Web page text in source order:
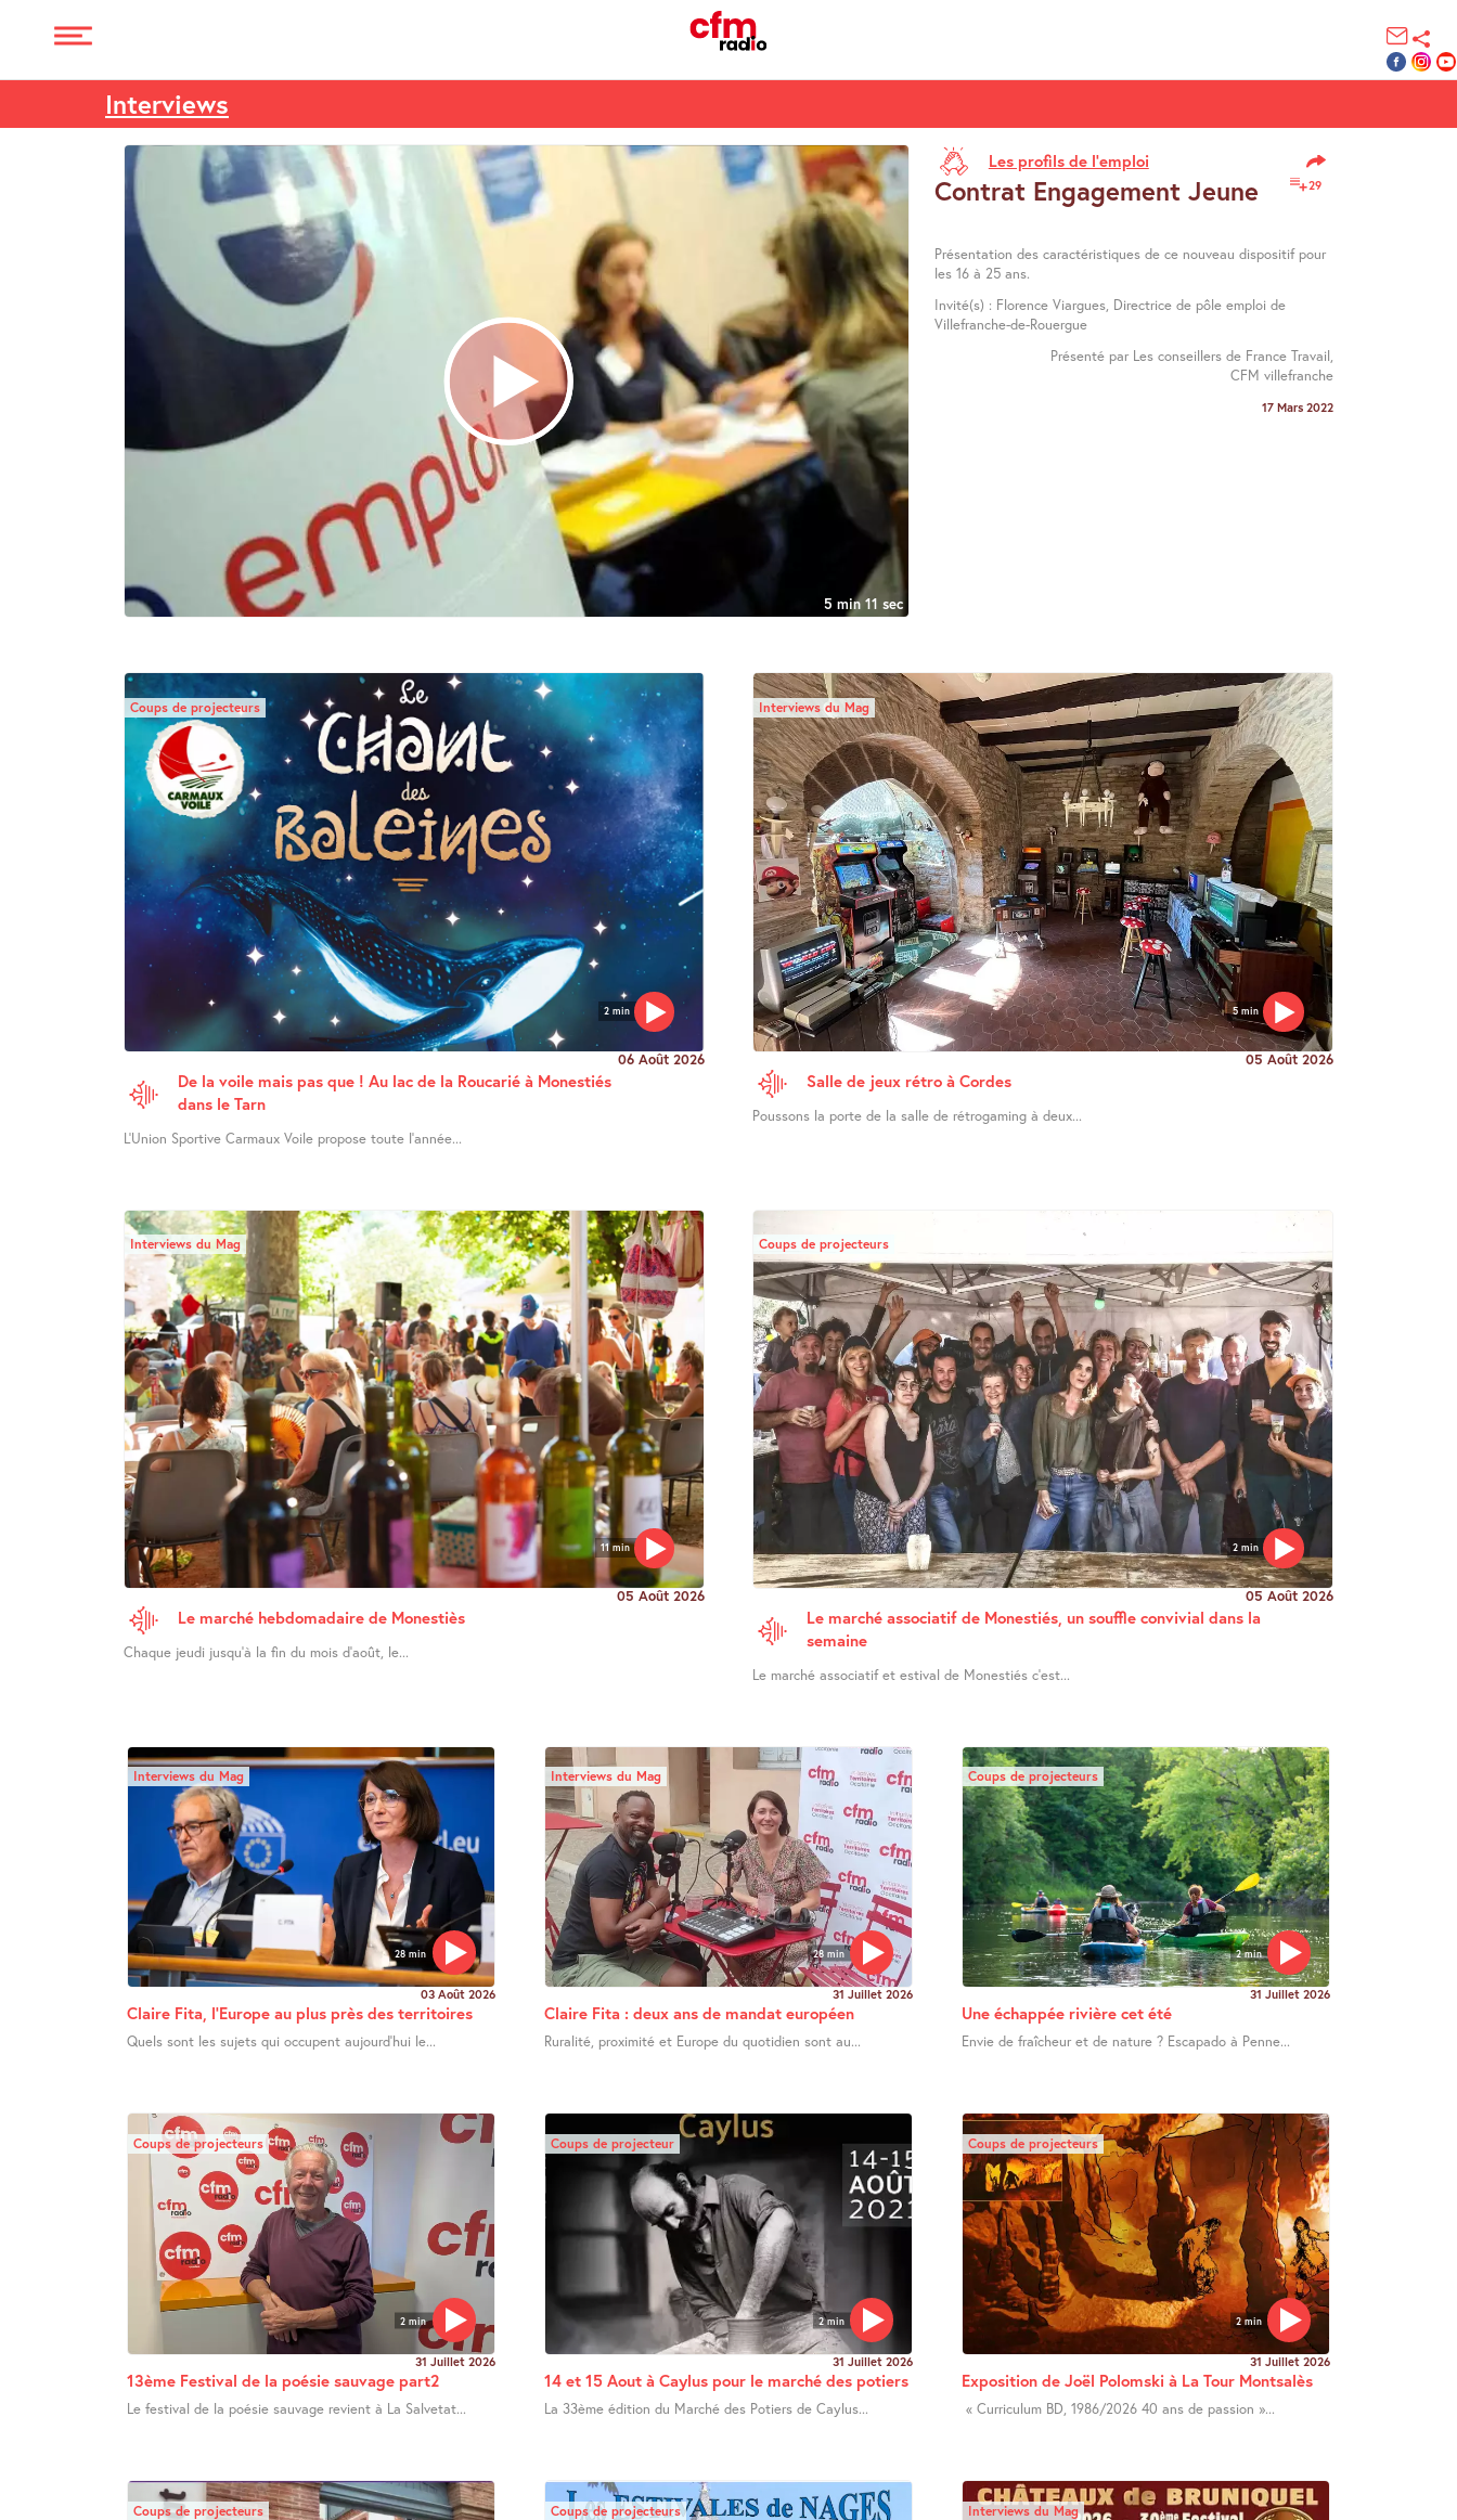
Interviews
5 min 11 sec
Les profils de l’emploi
29
Contrat Engagement Jeune
Présentation des caractéristiques de ce nouveau dispositif pour
les 16 à 25 ans.
Invité(s) : Florence Viargues, Directrice de pôle emploi de
Villefranche-de-Rouergue
Présenté par Les conseillers de France Travail,
CFM villefranche
17 Mars 2022
2 min
Coups de projecteurs
06 Août 2026
De la voile mais pas que ! Au lac de la Roucarié à Monestiés
dans le Tarn
L’Union Sportive Carmaux Voile propose toute l’année...
5 min
Interviews du Mag
05 Août 2026
Salle de jeux rétro à Cordes
Poussons la porte de la salle de rétrogaming à deux...
11 min
Interviews du Mag
05 Août 2026
Le marché hebdomadaire de Monestiès
Chaque jeudi jusqu’à la fin du mois d’août, le...
2 min
Coups de projecteurs
05 Août 2026
Le marché associatif de Monestiés, un souffle convivial dans la
semaine
Le marché associatif et estival de Monestiés c’est...
28 min
Interviews du Mag
03 Août 2026
Claire Fita, l’Europe au plus près des territoires
Quels sont les sujets qui occupent aujourd’hui le...
28 min
Interviews du Mag
31 Juillet 2026
Claire Fita : deux ans de mandat européen
Ruralité, proximité et Europe du quotidien sont au...
2 min
Coups de projecteurs
31 Juillet 2026
Une échappée rivière cet été
Envie de fraîcheur et de nature ? Escapado à Penne...
2 min
Coups de projecteurs
31 Juillet 2026
13ème Festival de la poésie sauvage part2
Le festival de la poésie sauvage revient à La Salvetat...
2 min
Coups de projecteur
31 Juillet 2026
14 et 15 Aout à Caylus pour le marché des potiers
La 33ème édition du Marché des Potiers de Caylus...
2 min
Coups de projecteurs
31 Juillet 2026
Exposition de Joël Polomski à La Tour Montsalès
« Curriculum BD, 1986/2026 40 ans de passion »...
Coups de projecteurs Coups de projecteurs Interviews du Mag